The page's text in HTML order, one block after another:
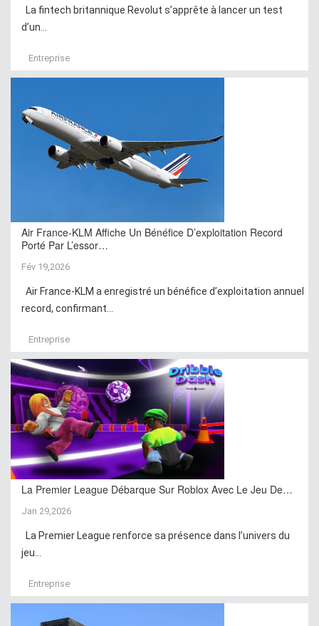
La fintech britannique Revolut s’apprête à lancer un test
d’un...
Entreprise
Air France-KLM Affiche Un Bénéfice D’exploitation Record
Porté Par L’essor…
Fév 19,2026
Air France-KLM a enregistré un bénéfice d’exploitation annuel
record, confirmant...
Entreprise
La Premier League Débarque Sur Roblox Avec Le Jeu De…
Jan 29,2026
La Premier League renforce sa présence dans l’univers du
jeu...
Entreprise